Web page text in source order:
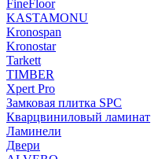
FineFloor
KASTAMONU
Kronospan
Kronostar
Tarkett
TIMBER
Xpert Pro
Замковая плитка SPC
Кварцвиниловый ламинат
Ламинели
Двери